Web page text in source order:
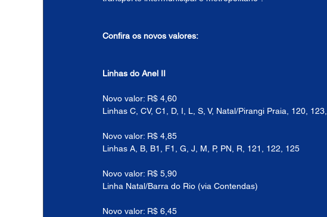
Confira os novos valores:
Linhas do Anel II
Novo valor: R$ 4,60
Linhas C, CV, C1, D, I, L, S, V, Natal/Pirangi Praia, 120,
Novo valor: R$ 4,85
Linhas A, B, B1, F1, G, J, M, P, PN, R, 121, 122, 125
Novo valor: R$ 5,90
Linha Natal/Barra do Rio (via Contendas)
Novo valor: R$ 6,45